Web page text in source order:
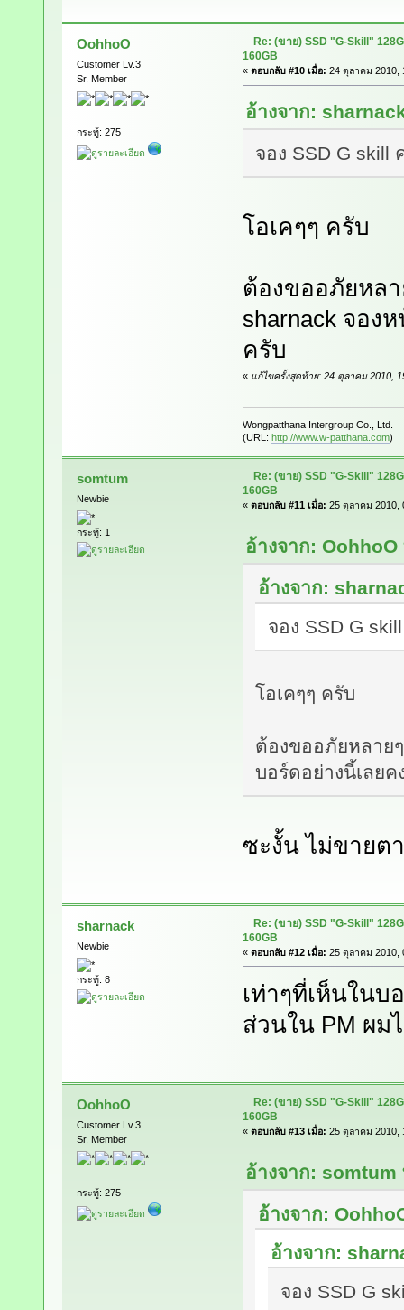
OohhoO
Customer Lv.3
Sr. Member
กระทู้: 275
Re: (ขาย) SSD "G-Skill"
160GB
« ตอบกลับ #10 เมื่อ: 24 ตุลาคม 2010,
อ้างจาก:
จอง SSD G skill
โอเคๆๆ ครับ
ต้องขออภัยหล
sharnack จอง
ครับ
« แก้ไขครั้งสุดท้าย: 24 ตุลาคม 2010,
Wongpatthana Intergroup Co., Ltd.
(URL: http://www.w-patthana.com)
somtum
Newbie
กระทู้: 1
Re: (ขาย) SSD "G-Skill"
160GB
« ตอบกลับ #11 เมื่อ: 25 ตุลาคม 2010,
อ้างจาก:
อ้างจาก:
จอง SSD G
โอเคๆๆ ครับ
ต้องขออภัยหลาย
บอร์ดอย่างนี้เลย
ซะงั้น ไม่ขาย
sharnack
Newbie
กระทู้: 8
Re: (ขาย) SSD "G-Skill"
160GB
« ตอบกลับ #12 เมื่อ: 25 ตุลาคม 2010,
เท่าๆที่เห็นใน
ส่วนใน PM ผม
OohhoO
Customer Lv.3
Sr. Member
กระทู้: 275
Re: (ขาย) SSD "G-Skill"
160GB
« ตอบกลับ #13 เมื่อ: 25 ตุลาคม 2010,
อ้างจาก: somtum
อ้างจาก:
อ้างจาก:
จอง SSD G